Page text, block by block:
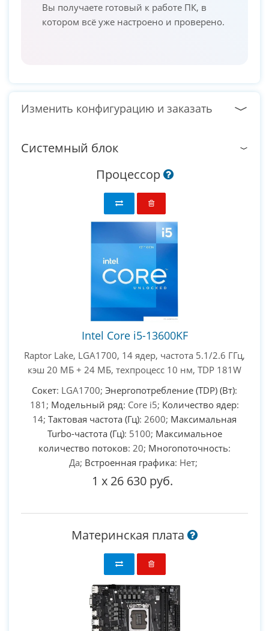
Вы получаете готовый к работе ПК, в
котором всё уже настроено и проверено.
Изменить конфигурацию и заказать
Системный блок
Процессор
Intel Core i5-13600KF
Raptor Lake, LGA1700, 14 ядер, частота 5.1/2.6 ГГц,
кэш 20 МБ + 24 МБ, техпроцесс 10 нм, TDP 181W
Сокет: LGA1700; Энергопотребление (TDP) (Вт):
181; Модельный ряд: Core i5; Количество ядер:
14; Тактовая частота (Гц): 2600; Максимальная
Turbo-частота (Гц): 5100; Максимальное
количество потоков: 20; Многопоточность:
Да; Встроенная графика: Нет;
1 x 26 630 руб.
Материнская плата